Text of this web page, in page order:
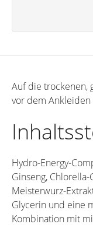
Auf die trockenen,
vor dem Ankleiden
Hydro-Energy-
Ginseng,
Meisterwurz-
Glycerin und eine
Kombination mit